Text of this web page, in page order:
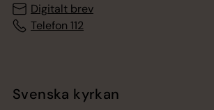
Digitalt brev
Telefon 112
Svenska kyrkan